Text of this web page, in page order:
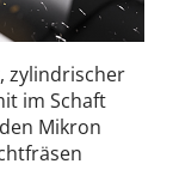
zylindrischer
im Schaft
Mikron